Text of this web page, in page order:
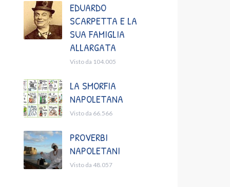
EDUARDO
SCARPETTA E LA
SUA FAMIGLIA
ALLARGATA
Visto da 104.005
LA SMORFIA
NAPOLETANA
Visto da 66.566
PROVERBI
NAPOLETANI
Visto da 48.057